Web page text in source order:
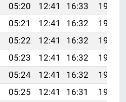
05:20 12:41 16:33
19:51
05:21 12:41 16:32
19:50
05:22 12:41 16:32
19:49
05:23 12:41 16:32
19:48
05:24 12:41 16:32
19:47
05:25 12:41 16:31
19:46